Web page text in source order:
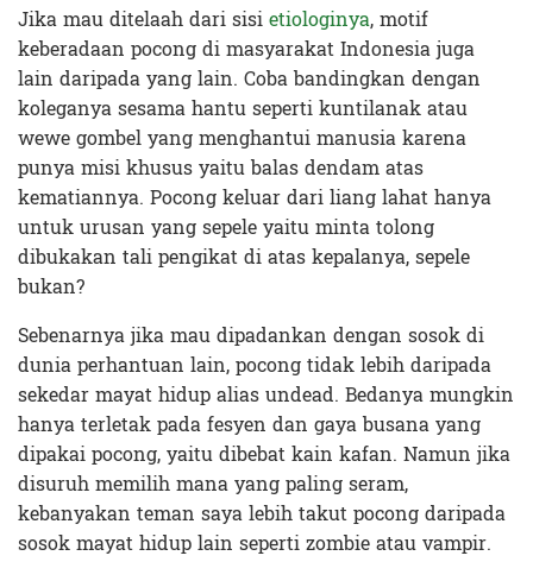
Jika mau ditelaah dari sisietiologinya, motif
keberadaan pocong di masyarakat Indonesia juga
lain daripada yang lain. Coba bandingkan dengan
koleganya sesama hantu seperti kuntilanak atau
wewe gombel yang menghantui manusia karena
punya misi khusus yaitu balas dendam atas
kematiannya. Pocong keluar dari liang lahat hanya
untuk urusan yang sepele yaitu minta tolong
dibukakan tali pengikat di atas kepalanya, sepele
bukan?
Sebenarnya jika mau dipadankan dengan sosok di
dunia perhantuan lain, pocong tidak lebih daripada
sekedar mayat hidup alias undead. Bedanya mungkin
hanya terletak pada fesyen dan gaya busana yang
dipakai pocong, yaitu dibebat kain kafan. Namun jika
disuruh memilih mana yang paling seram,
kebanyakan teman saya lebih takut pocong daripada
sosok mayat hidup lain seperti zombie atau vampir.